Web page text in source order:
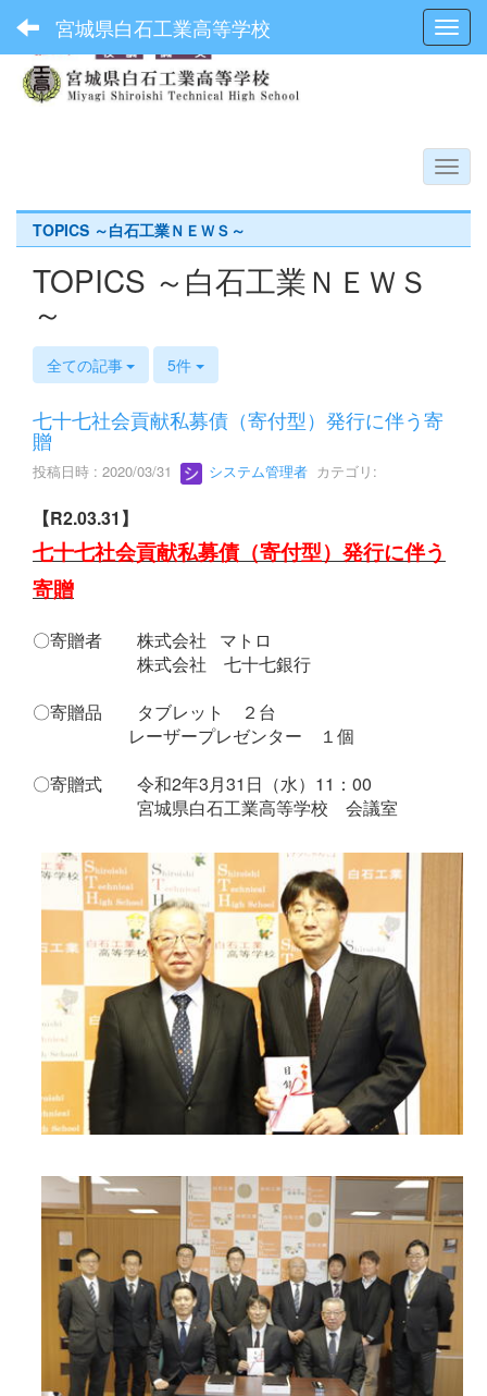
宮城県白石工業高等学校
TOPICS ～白石工業ＮＥＷＳ～
TOPICS ～白石工業ＮＥＷＳ
～
全ての記事 5件
七十七社会貢献私募債（寄付型）発行に伴う寄
贈
投稿日時 : 2020/03/31 システム管理者 カテゴリ:
【R2.03.31】
七十七社会貢献私募債（寄付型）発行に伴う
寄贈
〇寄贈者 株式会社 マトロ
株式会社 七十七銀行
〇寄贈品 タブレット ２台
レーザープレゼンター １個
〇寄贈式 令和2年3月31日（水）11：00
宮城県白石工業高等学校 会議室